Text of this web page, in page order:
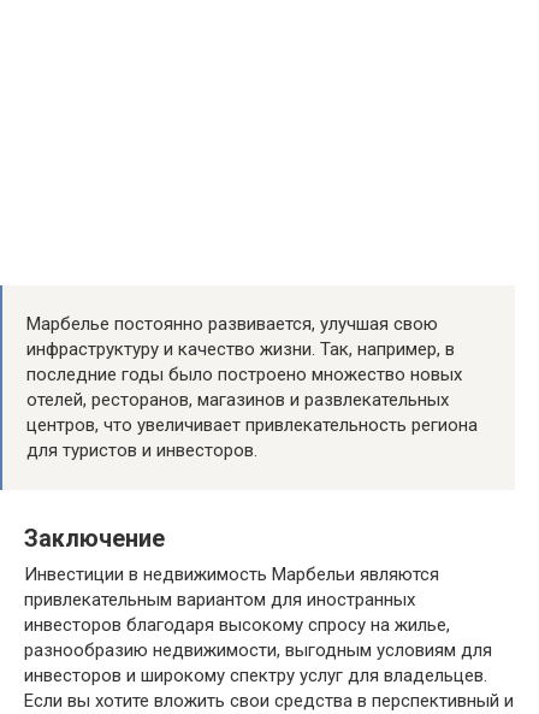
Марбелье постоянно развивается, улучшая свою
инфраструктуру и качество жизни. Так, например, в
последние годы было построено множество новых
отелей, ресторанов, магазинов и развлекательных
центров, что увеличивает привлекательность региона
для туристов и инвесторов.
Заключение
Инвестиции в недвижимость Марбельи являются
привлекательным вариантом для иностранных
инвесторов благодаря высокому спросу на жилье,
разнообразию недвижимости, выгодным условиям для
инвесторов и широкому спектру услуг для владельцев.
Если вы хотите вложить свои средства в перспективный и